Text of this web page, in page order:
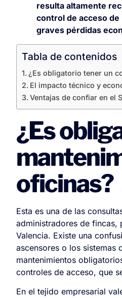
resulta altamente
control de acceso
graves pérdidas
Tabla de contenidos
¿Es obligatorio tener un
El impacto técnico y
Ventajas de confiar en el
¿Es
oficinas?
Esta es una de las
administradores de fincas,
Valencia. Existe una
ascensores o los sistemas
mantenimientos
controles de acceso, que
En el tejido empresarial